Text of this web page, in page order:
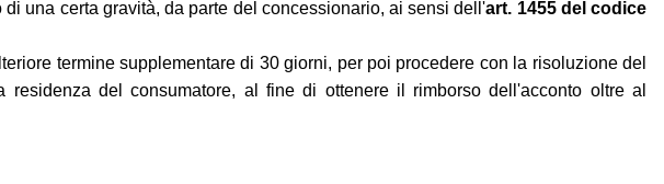
una certa gravità, da parte del concessionario, ai sensi dell'art. 1455 del codice
termine supplementare di 30 giorni, per poi procedere con la risoluzione del
del consumatore, al fine di ottenere il rimborso dell'acconto oltre al